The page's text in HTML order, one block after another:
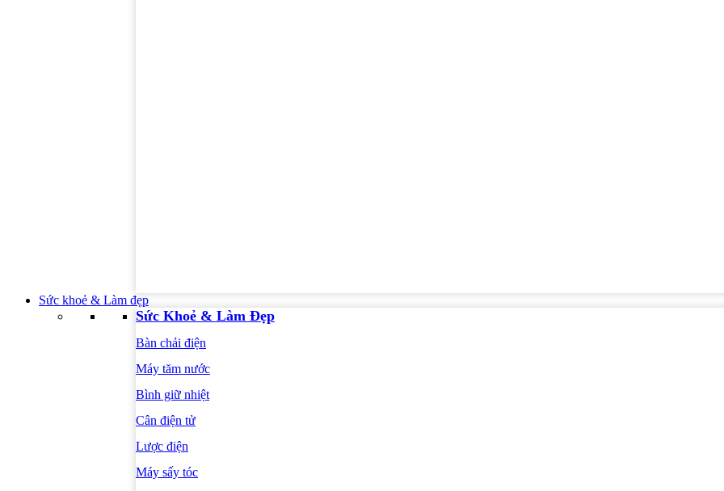
Sức khoẻ & Làm đẹp
Sức Khoẻ & Làm Đẹp
Bàn chải điện
Máy tăm nước
Bình giữ nhiệt
Cân điện tử
Lược điện
Máy sấy tóc